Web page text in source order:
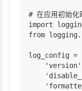
# 在应用初始化
import
from
log_config =